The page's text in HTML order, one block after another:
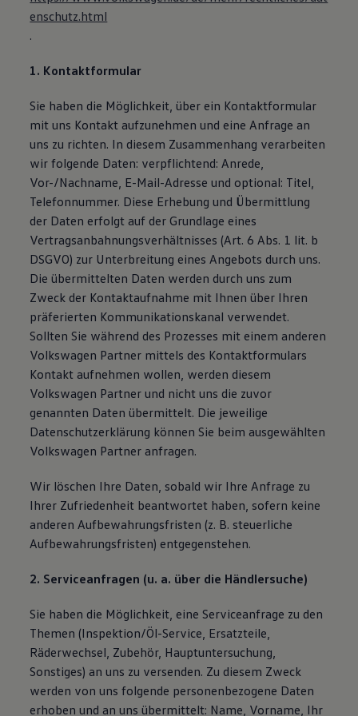
Bulli Magazin
enschutz.html
.
1. Kontaktformular
Sie haben die Möglichkeit, über ein Kontaktformular
mit uns Kontakt aufzunehmen und eine Anfrage an
uns zu richten. In diesem Zusammenhang verarbeiten
wir folgende Daten: verpflichtend: Anrede,
Vor-/Nachname, E-Mail-Adresse und optional: Titel,
Telefonnummer. Diese Erhebung und Übermittlung
der Daten erfolgt auf der Grundlage eines
Vertragsanbahnungsverhältnisses (Art. 6 Abs. 1 lit. b
DSGVO) zur Unterbreitung eines Angebots durch uns.
Die übermittelten Daten werden durch uns zum
Zweck der Kontaktaufnahme mit Ihnen über Ihren
präferierten Kommunikationskanal verwendet.
Sollten Sie während des Prozesses mit einem anderen
Volkswagen Partner mittels des Kontaktformulars
Kontakt aufnehmen wollen, werden diesem
Volkswagen Partner und nicht uns die zuvor
genannten Daten übermittelt. Die jeweilige
Datenschutzerklärung können Sie beim ausgewählten
Volkswagen Partner anfragen.
Wir löschen Ihre Daten, sobald wir Ihre Anfrage zu
Ihrer Zufriedenheit beantwortet haben, sofern keine
anderen Aufbewahrungsfristen (z. B. steuerliche
Aufbewahrungsfristen) entgegenstehen.
2. Serviceanfragen (u. a. über die Händlersuche)
Sie haben die Möglichkeit, eine Serviceanfrage zu den
Themen (Inspektion/Öl-Service, Ersatzteile,
Räderwechsel, Zubehör, Hauptuntersuchung,
Sonstiges) an uns zu versenden. Zu diesem Zweck
werden von uns folgende personenbezogene Daten
erhoben und an uns übermittelt: Name, Vorname, Ihr